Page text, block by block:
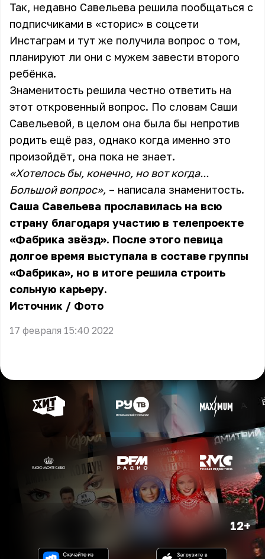
Так, недавно Савельева решила пообщаться с
подписчиками в «сторис» в соцсети
Инстаграм и тут же получила вопрос о том,
планируют ли они с мужем завести второго
ребёнка.
Знаменитость решила честно ответить на
этот откровенный вопрос. По словам Саши
Савельевой, в целом она была бы непротив
родить ещё раз, однако когда именно это
произойдёт, она пока не знает.
«Хотелось бы, конечно, но вот когда...
Большой вопрос», – написала знаменитость.
Саша Савельева прославилась на всю
страну благодаря участию в телепроекте
«Фабрика звёзд». После этого певица
долгое время выступала в составе группы
«Фабрика», но в итоге решила строить
сольную карьеру.
Источник / Фото
17 февраля 15:40 2022
12+